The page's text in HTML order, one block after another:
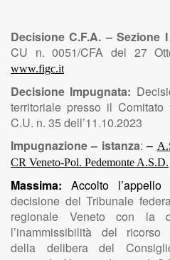
Decisione C.F.A. – Sezione
CU n. 0051/CFA del 27
www.figc.it
Decisione Impugnata:
territoriale presso il
C.U. n. 35 dell’11.10.2023
Impugnazione – istanza:–
CR Veneto-Pol. Pedemonte A.S.D.
Massima: Accolto
decisione del Tribunale
regionale Veneto con la
l’inammissibilità del ricorso
della delibera del